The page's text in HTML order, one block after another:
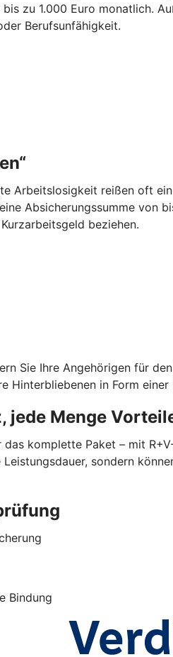
zu 1.000 Euro monatlich.
Berufsunfähigkeit.
Arbeitslosigkeit reißen oft
Absicherungssumme von
beziehen.
Sie Ihre Angehörigen für
Hinterbliebenen in Form einer
jede Menge
das komplette Paket – mit
sondern
Bindung